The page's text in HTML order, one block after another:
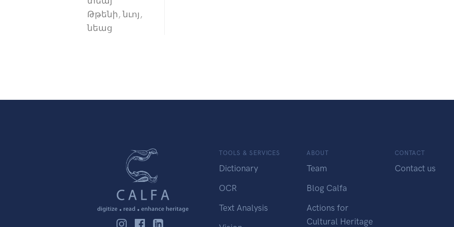
Թթենի, նւոյ,
նեաց
TOOLS & SERVICES
Dictionary
OCR
Text Analysis
ABOUT
Team
Blog Calfa
Actions for
Cultural Heritage
CONTACT
Contact us